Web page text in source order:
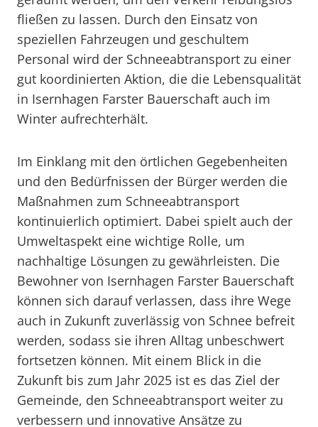
fließen zu lassen. Durch den Einsatz von
speziellen Fahrzeugen und geschultem
Personal wird der Schneeabtransport zu einer
gut koordinierten Aktion, die die Lebensqualität
in Isernhagen Farster Bauerschaft auch im
Winter aufrechterhält.
Im Einklang mit den örtlichen Gegebenheiten
und den Bedürfnissen der Bürger werden die
Maßnahmen zum Schneeabtransport
kontinuierlich optimiert. Dabei spielt auch der
Umweltaspekt eine wichtige Rolle, um
nachhaltige Lösungen zu gewährleisten. Die
Bewohner von Isernhagen Farster Bauerschaft
können sich darauf verlassen, dass ihre Wege
auch in Zukunft zuverlässig von Schnee befreit
werden, sodass sie ihren Alltag unbeschwert
fortsetzen können. Mit einem Blick in die
Zukunft bis zum Jahr 2025 ist es das Ziel der
Gemeinde, den Schneeabtransport weiter zu
verbessern und innovative Ansätze zu